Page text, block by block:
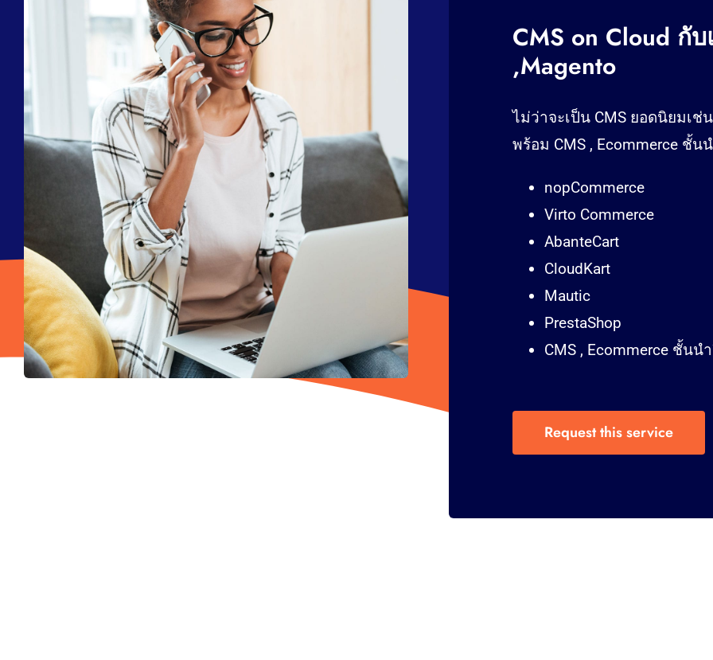
CMS on Cloud กั
,Magento
ไม่ว่าจะเป็น CMS ยอดนิยมเช่
พร้อม CMS , Ecommerce ชั้
nopCommerce
Virto Commerce
AbanteCart
CloudKart
Mautic
PrestaShop
CMS , Ecommerce ชั้นน
Request this service